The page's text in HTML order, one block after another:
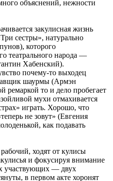
объяснений, нежности
закулисная жизнь
сестры», натурально
которого
театрального народа —
Хабенский).
почему-то выходец
шаурмы (Армэн
ремаркой то и дело пробегает
мухи отмахивается
играть. Хорошо, что
не зовут» (Евгения
как подавать
ходят от кулисы
и фокусируя внимание
участвующих — двух
в первом акте хоронят